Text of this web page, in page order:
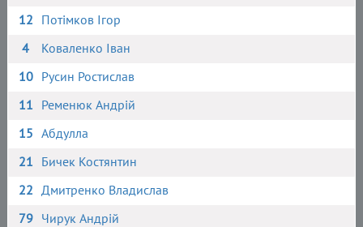
12 Потімков Ігор
4
Коваленко Іван
10 Русин Ростислав
11 Ременюк Андрій
15 Абдулла
21 Бичек Костянтин
22 Дмитренко Владислав
79 Чирук Андрій